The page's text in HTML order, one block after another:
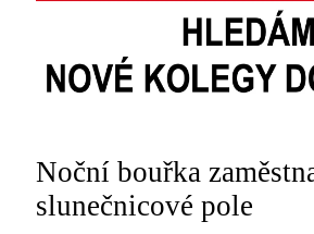
Noční bouřka
slunečnicové pole